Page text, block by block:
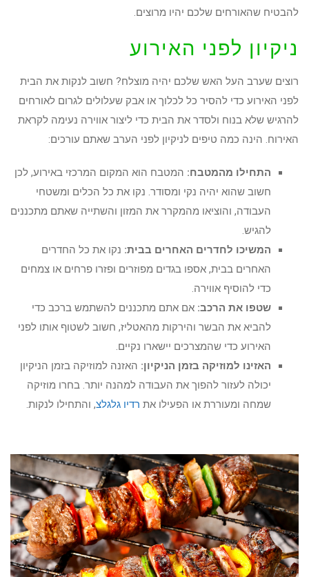
להבטיח שהאורחים שלכם יהיו מרוצים.
ניקיון לפני האירוע
רוצים שערב העל האש שלכם יהיה מוצלח? חשוב לנקות את הבית
לפני האירוע כדי להסיר כל לכלוך או אבק שעלולים לגרום לאורחים
להרגיש שלא בנוח ולסדר את הבית כדי ליצור אווירה נעימה לקראת
האירוח. הינה כמה טיפים לניקיון לפני הערב שאתם עורכים:
התחילו מהמטבח: המטבח הוא המקום המרכזי באירוע, לכן
חשוב שהוא יהיה נקי ומסודר. נקו את כל הכלים ומשטחי
העבודה, והוציאו מהמקרר את המזון והשתייה שאתם מתכננים
להגיש.
המשיכו לחדרים האחרים בבית: נקו את כל החדרים
האחרים בבית, אספו בגדים מפוזרים ופזרו פרחים או צמחים
כדי להוסיף אווירה.
שטפו את הרכב: אם אתם מתכננים להשתמש ברכב כדי
להביא את הבשר והירקות מהאטליז, חשוב לשטוף אותו לפני
האירוע כדי שהמצרכים יישארו נקיים.
האזינו למוזיקה בזמן הניקיון: האזנה למוזיקה בזמן הניקיון
יכולה לעזור להפוך את העבודה למהנה יותר. בחרו מוזיקה
שמחה ומעוררת או הפעילו את רדיו גלגלצ, והתחילו לנקות.